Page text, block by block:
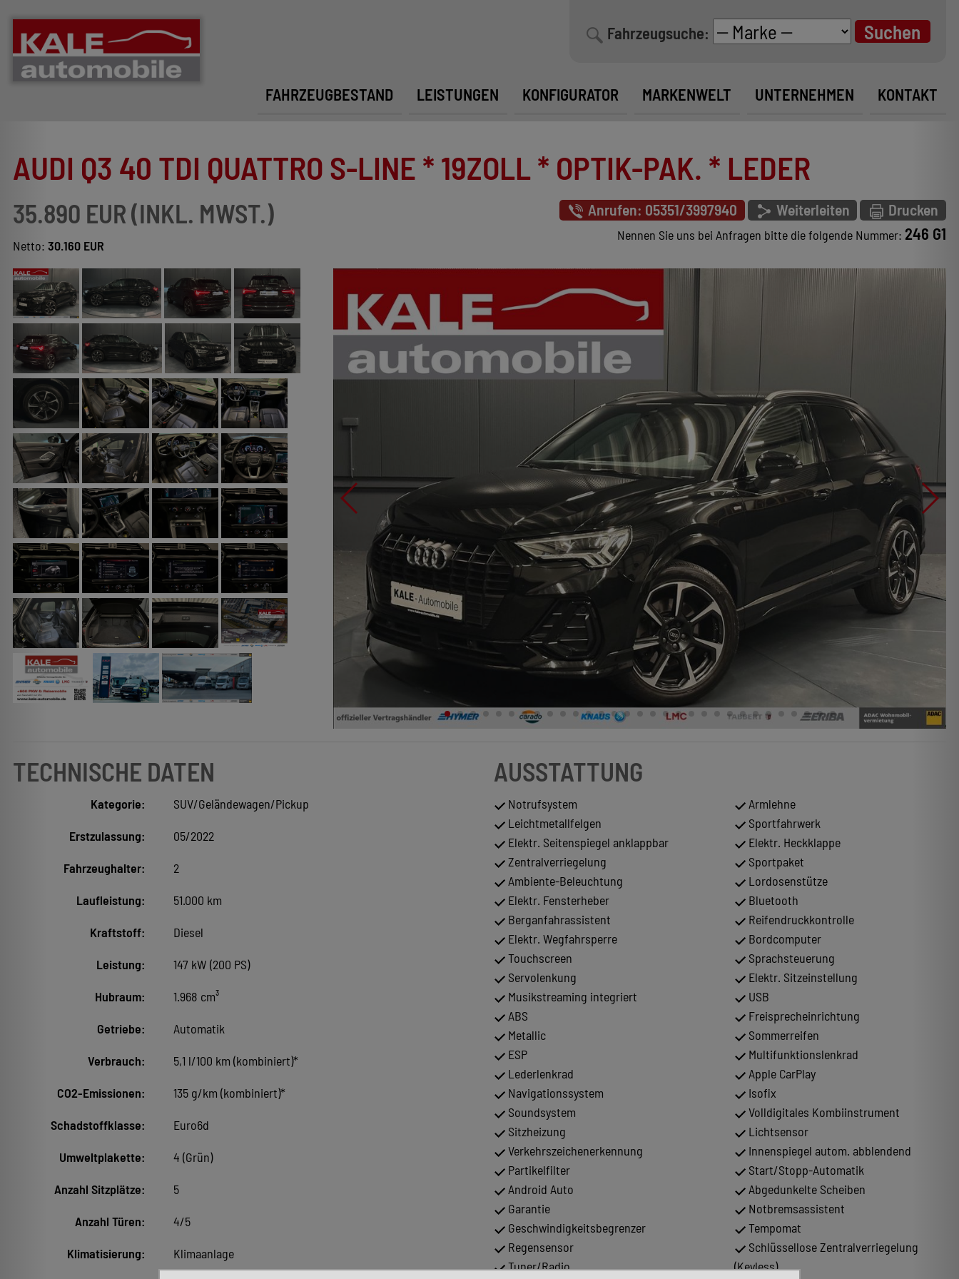
Fahrzeugsuche:
FAHRZEUGBESTAND LEISTUNGEN KONFIGURATOR MARKENWELT UNTERNEHMEN KONTAKT
AUDI Q3 40 TDI QUATTRO S-LINE * 19ZOLL * OPTIK-PAK. * LEDER
35.890 EUR (INKL. MWST.)
Netto: 30.160 EUR
Anrufen: 05351/3997940 Weiterleiten Drucken
Nennen Sie uns bei Anfragen bitte die folgende Nummer: 246 G1
TECHNISCHE DATEN
Kategorie: SUV/Geländewagen/Pickup
Erstzulassung: 05/2022
Fahrzeughalter: 2
Laufleistung: 51.000 km
Kraftstoff: Diesel
Leistung: 147 kW (200 PS)
Hubraum: 1.968 cm³
Getriebe: Automatik
Verbrauch: 5,1 l/100 km (kombiniert)*
CO2-Emissionen: 135 g/km (kombiniert)*
Schadstoffklasse: Euro6d
Umweltplakette: 4 (Grün)
Anzahl Sitzplätze: 5
Anzahl Türen: 4/5
Klimatisierung: Klimaanlage
AUSSTATTUNG
Notrufsystem
Leichtmetallfelgen
Elektr. Seitenspiegel anklappbar
Zentralverriegelung
Ambiente-Beleuchtung
Elektr. Fensterheber
Berganfahrassistent
Elektr. Wegfahrsperre
Touchscreen
Servolenkung
Musikstreaming integriert
ABS
Metallic
ESP
Lederlenkrad
Navigationssystem
Soundsystem
Sitzheizung
Verkehrszeichenerkennung
Partikelfilter
Android Auto
Garantie
Geschwindigkeitsbegrenzer
Regensensor
Tuner/Radio
Armlehne
Sportfahrwerk
Elektr. Heckklappe
Sportpaket
Lordosenstütze
Bluetooth
Reifendruckkontrolle
Bordcomputer
Sprachsteuerung
Elektr. Sitzeinstellung
USB
Freisprecheinrichtung
Sommerreifen
Multifunktionslenkrad
Apple CarPlay
Isofix
Volldigitales Kombiinstrument
Lichtsensor
Innenspiegel autom. abblendend
Start/Stopp-Automatik
Abgedunkelte Scheiben
Notbremsassistent
Tempomat
Schlüssellose Zentralverriegelung
(Keyless)